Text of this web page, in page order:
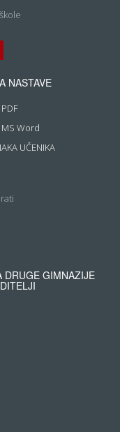
NASTAVE
Word
UČENIKA
DRUGE GIMNAZIJE